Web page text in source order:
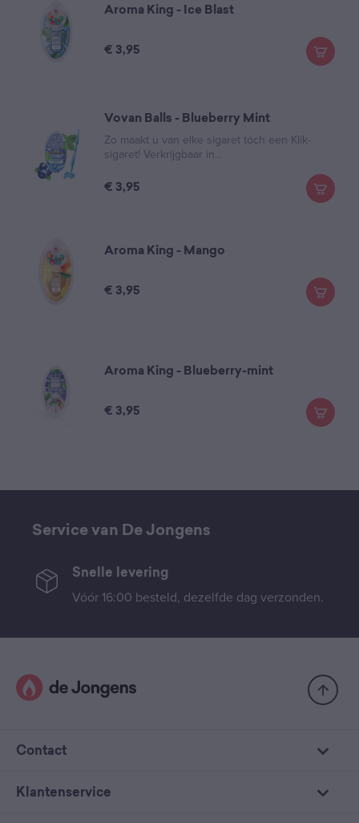
Aroma King - Ice Blast
€ 3,95
Vovan Balls - Blueberry Mint
Zo maakt u van elke sigaret tóch een Klik-
sigaret! Verkrijgbaar in...
€ 3,95
Aroma King - Mango
€ 3,95
Aroma King - Blueberry-mint
€ 3,95
Service van De Jongens
Snelle levering
Vóór 16:00 besteld, dezelfde dag verzonden.
Contact
Klantenservice